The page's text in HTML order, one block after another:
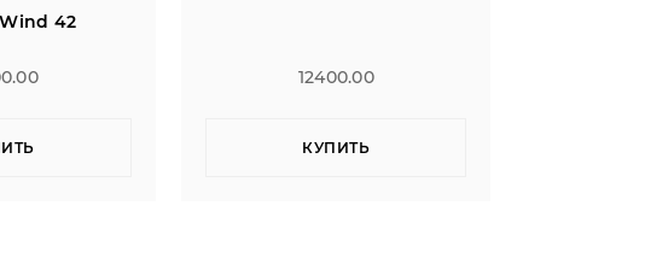
12500.00
КУПИТЬ